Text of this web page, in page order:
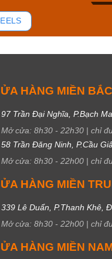
45
HÀNG MIỀN BẮC
97 Trần Đại Nghĩa, P.Bạch
Mở cửa: 8h30 - 22h30 | chỉ
58 Trần Đăng Ninh, P.Cầu
Mở cửa: 8h30 - 22h00 | chỉ
HÀNG MIỀN
339 Lê Duẩn, P.Thanh Khê,
Mở cửa: 8h30 - 22h00 | chỉ
HÀNG MIỀN